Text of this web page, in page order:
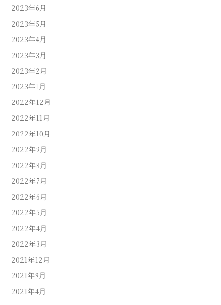
2023年6月
2023年5月
2023年4月
2023年3月
2023年2月
2023年1月
2022年12月
2022年11月
2022年10月
2022年9月
2022年8月
2022年7月
2022年6月
2022年5月
2022年4月
2022年3月
2021年12月
2021年9月
2021年4月